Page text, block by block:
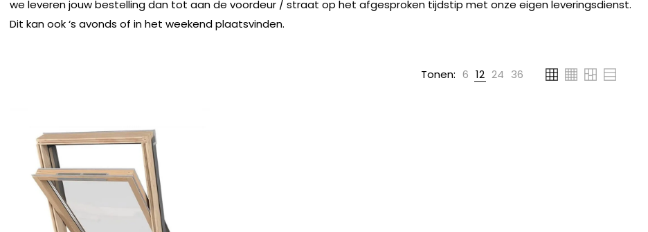
we leveren jouw bestelling dan tot aan de voordeur / straat op het afgesproken tijdstip met onze eigen leveringsdienst.
Dit kan ook ‘s avonds of in het weekend plaatsvinden.
Tonen: 6 12 24 36